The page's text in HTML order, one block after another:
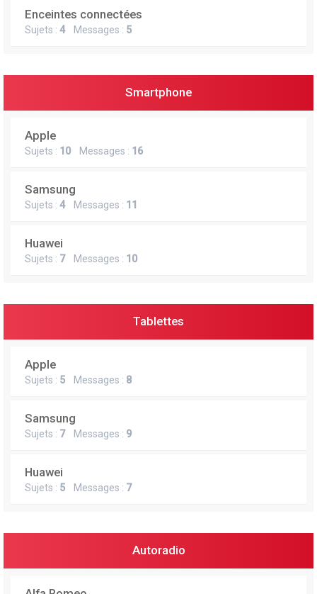
Enceintes connectées
Sujets : 4Messages : 5
Smartphone
Apple
Sujets : 10 Messages : 16
Samsung
Sujets : 4Messages : 11
Huawei
Sujets : 7Messages : 10
Tablettes
Apple
Sujets : 5 Messages : 8
Samsung
Sujets : 7Messages : 9
Huawei
Sujets : 5 Messages : 7
Autoradio